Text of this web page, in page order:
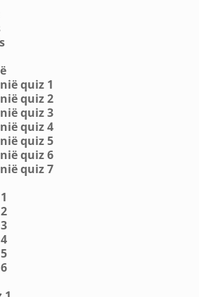
quiz 1
quiz 2
quiz 3
quiz 4
quiz 5
quiz 6
quiz 7